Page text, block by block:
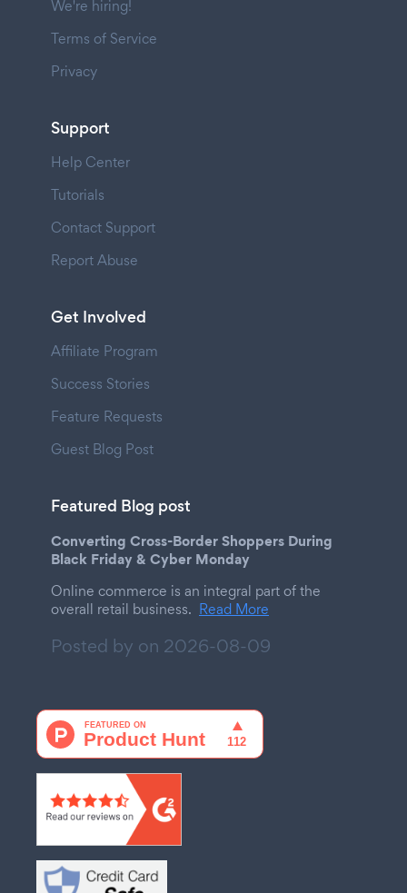
We're hiring!
Terms of Service
Privacy
Support
Help Center
Tutorials
Contact Support
Report Abuse
Get Involved
Affiliate Program
Success Stories
Feature Requests
Guest Blog Post
Featured Blog post
Converting Cross-Border Shoppers During
Black Friday & Cyber Monday
Online commerce is an integral part of the
overall retail business. Read More
Posted by on 2026-08-09